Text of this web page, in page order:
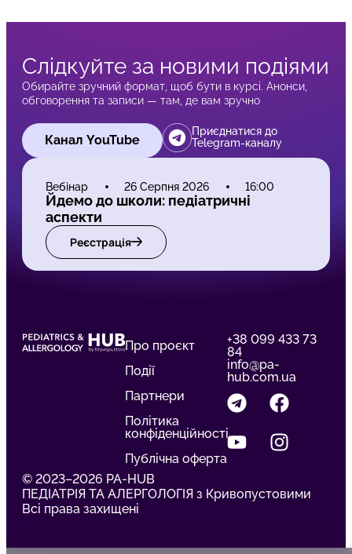
Слідкуйте за новими подіями
Обирайте зручний формат, щоб бути в курсі. Анонси,
обговорення та записи — там, де вам зручно
Канал YouTube
Приєднатися до
Telegram-каналу
Вебінар 26 Серпня 2026 16:00
Йдемо до школи: педіатричні
аспекти
Реєстрація
Про проєкт
Події
Партнери
Політика
конфіденційності
Публічна оферта
+38 099 433 73
84
info@pa-
hub.com.ua
© 2023–2026 PA-HUB
ПЕДІАТРІЯ ТА АЛЕРГОЛОГІЯ з Кривопустовими
Всі права захищені